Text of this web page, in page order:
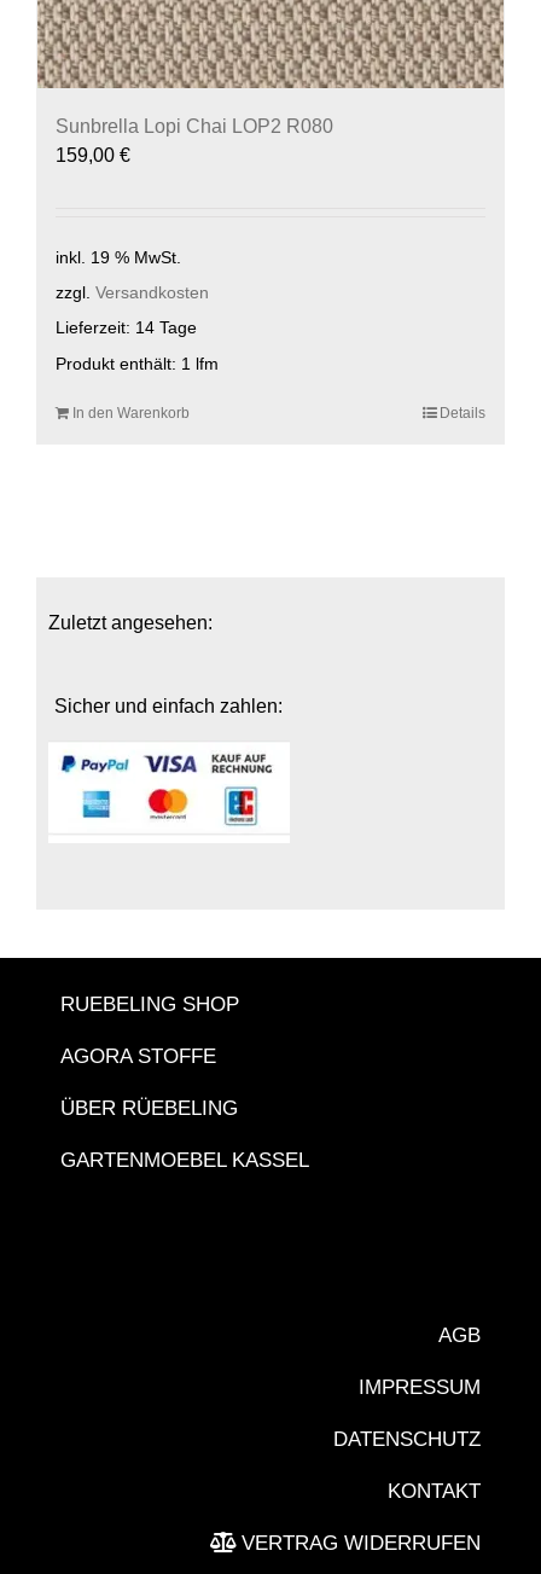
Sunbrella Lopi Chai LOP2 R080
159,00 €
inkl. 19 % MwSt.
zzgl. Versandkosten
Lieferzeit: 14 Tage
Produkt enthält: 1 lfm
In den Warenkorb Details
Zuletzt angesehen:
Sicher und einfach zahlen:
RUEBELING SHOP
AGORA STOFFE
ÜBER RÜEBELING
GARTENMOEBEL KASSEL
AGB
IMPRESSUM
DATENSCHUTZ
KONTAKT
VERTRAG WIDERRUFEN